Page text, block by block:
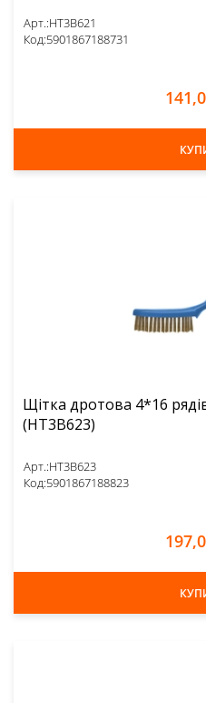
Арт.:HT3B621
Код:5901867188731
Щітка дротова 4*16
(HT3B623)
Арт.:HT3B623
Код:5901867188823